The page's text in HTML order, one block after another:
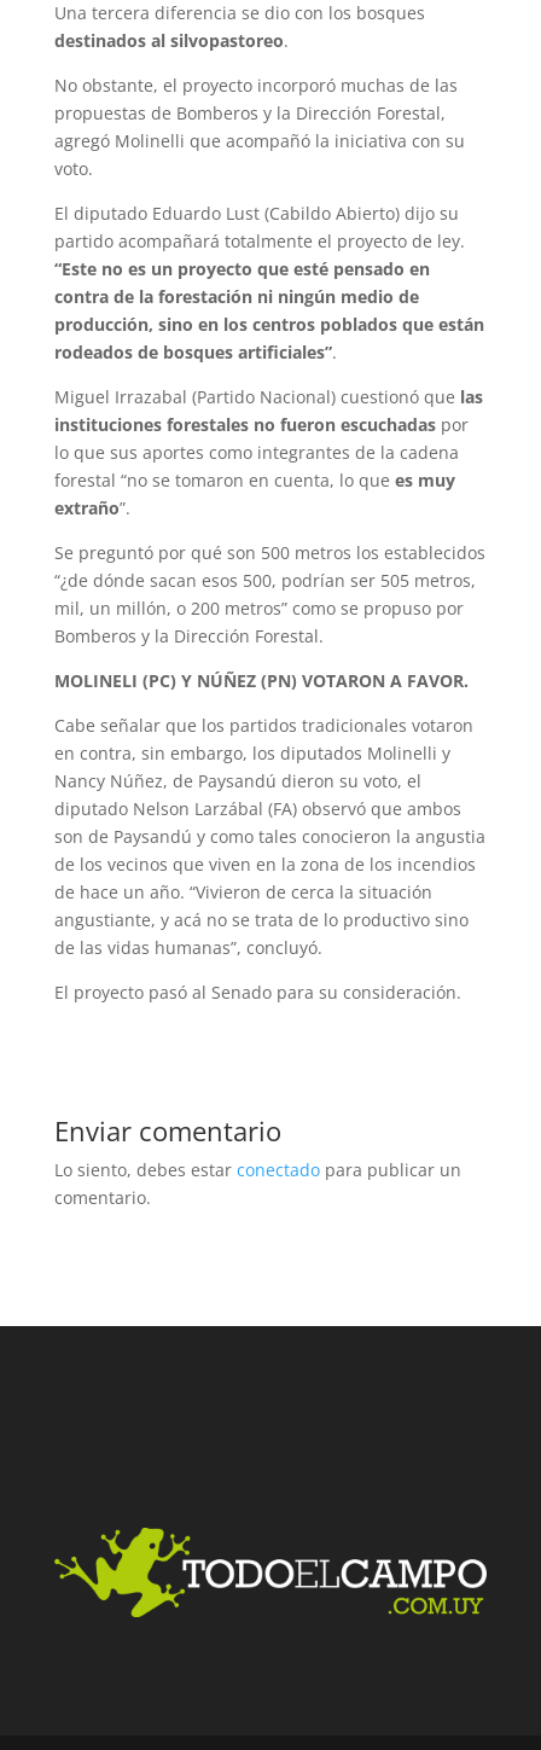
Una tercera diferencia se dio con los bosques
destinados al silvopastoreo.
No obstante, el proyecto incorporó muchas de las
propuestas de Bomberos y la Dirección Forestal,
agregó Molinelli que acompañó la iniciativa con su
voto.
El diputado Eduardo Lust (Cabildo Abierto) dijo su
partido acompañará totalmente el proyecto de ley.
“Este no es un proyecto que esté pensado en
contra de la forestación ni ningún medio de
producción, sino en los centros poblados que están
rodeados de bosques artificiales”.
Miguel Irrazabal (Partido Nacional) cuestionó que las
instituciones forestales no fueron escuchadaspor
lo que sus aportes como integrantes de la cadena
forestal “no se tomaron en cuenta, lo que es muy
extraño”.
Se preguntó por qué son 500 metros los establecidos
“¿de dónde sacan esos 500, podrían ser 505 metros,
mil, un millón, o 200 metros” como se propuso por
Bomberos y la Dirección Forestal.
MOLINELI (PC) Y NÚÑEZ (PN) VOTARON A FAVOR.
Cabe señalar que los partidos tradicionales votaron
en contra, sin embargo, los diputados Molinelli y
Nancy Núñez, de Paysandú dieron su voto, el
diputado Nelson Larzábal (FA) observó que ambos
son de Paysandú y como tales conocieron la angustia
de los vecinos que viven en la zona de los incendios
de hace un año. “Vivieron de cerca la situación
angustiante, y acá no se trata de lo productivo sino
de las vidas humanas”, concluyó.
El proyecto pasó al Senado para su consideración.
Enviar comentario
Lo siento, debes estar conectadopara publicar un
comentario.
Facebook